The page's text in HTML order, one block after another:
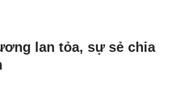
lan tỏa, sự sẻ chia